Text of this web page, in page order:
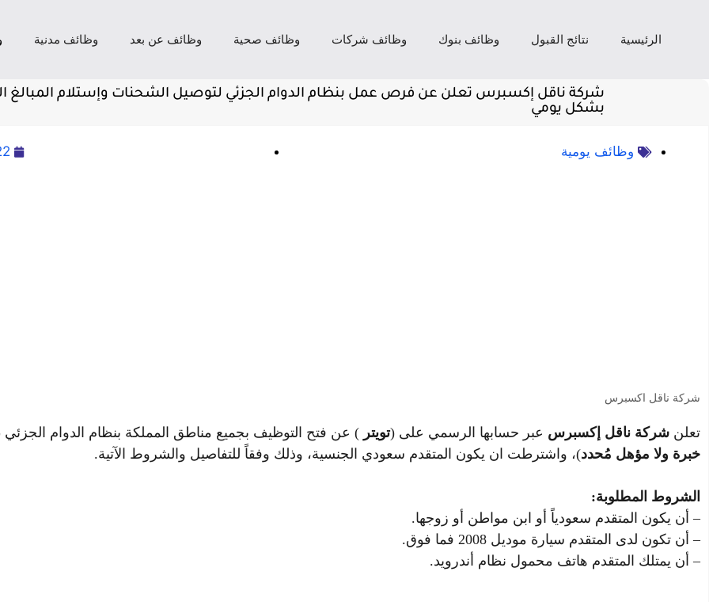
الرئيسية نتائج القبول وظائف بنوك وظائف شركات وظائف صحية وظائف عن بعد وظائف مدنية
شركة ناقل إكسبرس تعلن عن فرص عمل بنظام الدوام الجزئي لتوصيل الشحنات وإستلام المبالغ
بشكل يومي
وظائف يومية
شركة ناقل اكسبرس
تعلن شركة ناقل إكسبرس عبر حسابها الرسمي على (تويتر ) عن فتح التوظيف بجميع مناطق المملكة بنظام الدوام الجزئي
خبرة ولا مؤهل مُحدد)، واشترطت ان يكون المتقدم سعودي الجنسية، وذلك وفقاً للتفاصيل والشروط الآتية.
الشروط المطلوبة:
– أن يكون المتقدم سعودياً أو ابن مواطن أو زوجها.
– أن تكون لدى المتقدم سيارة موديل 2008 فما فوق.
– أن يمتلك المتقدم هاتف محمول نظام أندرويد.